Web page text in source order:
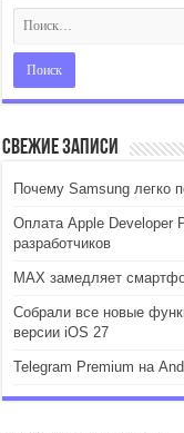
Свежие записи
Почему Samsung легко
Оплата Apple Developer
разработчиков
MAX замедляет
Собрали все новые
версии iOS 27
Telegram Premium на